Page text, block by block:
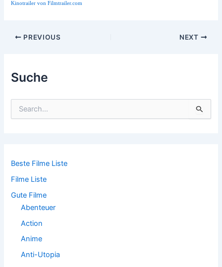
Suche
n
c
h
Beste Filme Liste
Filme Liste
Gute Filme
Abenteuer
Action
Anime
Anti-Utopia
Kinotrailer von Filmtrailer.com
Post
PREVIOUS NEXT